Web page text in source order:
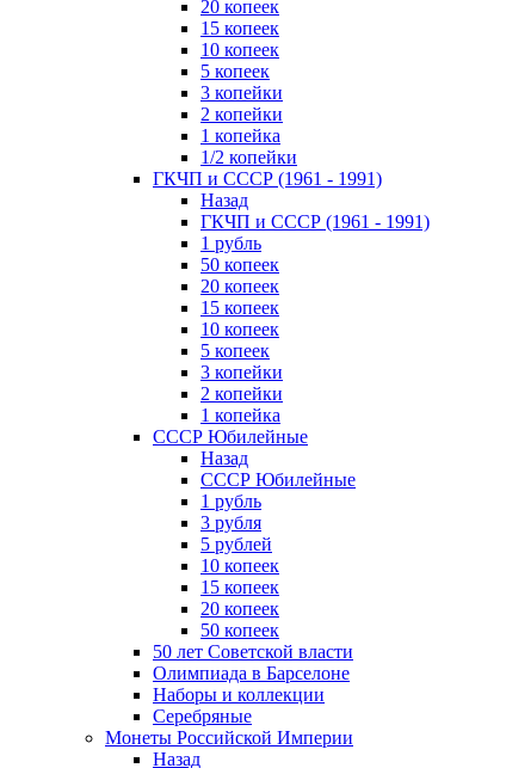
20 копеек
15 копеек
10 копеек
5 копеек
3 копейки
2 копейки
1 копейка
1/2 копейки
ГКЧП и СССР (1961 - 1991)
Назад
ГКЧП и СССР (1961 - 1991)
1 рубль
50 копеек
20 копеек
15 копеек
10 копеек
5 копеек
3 копейки
2 копейки
1 копейка
СССР Юбилейные
Назад
СССР Юбилейные
1 рубль
3 рубля
5 рублей
10 копеек
15 копеек
20 копеек
50 копеек
50 лет Советской власти
Олимпиада в Барселоне
Наборы и коллекции
Серебряные
Монеты Российской Империи
Назад